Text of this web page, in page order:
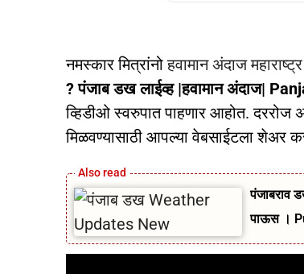
नमस्कार मित्रांनोहवामान अंदाज महाराष्ट्र
? पंजाब डख लाईव्ह |हवामान अंदाज|
व्हिडीओ स्वरुपात पाहणार आहोत. दररोज
मिळवण्यासाठी आपल्या वेबसाईटला शेअर
पंजाबराव
पाऊस ।